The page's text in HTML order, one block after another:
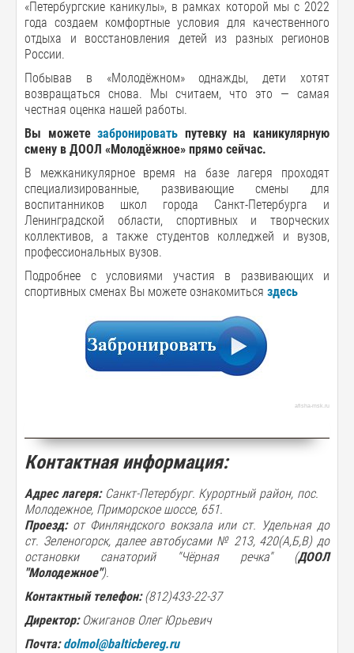
«Петербургские каникулы», в рамках которой мы с 2022
года создаем комфортные условия для качественного
отдыха и восстановления детей из разных регионов
России.
Побывав в «Молодёжном» однажды, дети хотят
возвращаться снова. Мы считаем, что это — самая
честная оценка нашей работы.
Вы можетезабронировать путевку на каникулярную
смену в ДООЛ «Молодёжное» прямо сейчас.
В межканикулярное время на базе лагеря проходят
специализированные, развивающие смены для
воспитанников школ города Санкт-Петербурга и
Ленинградской области, спортивных и творческих
коллективов, а также студентов колледжей и вузов,
профессиональных вузов.
Подробнее с условиями участия в развивающих и
спортивных сменах Вы можете ознакомиться здесь
afisha-msk.ru
Контактная информация:
Адрес лагеря:Санкт-Петербург. Курортный район, пос.
Молодежное, Приморское шоссе, 651.
Проезд:от Финляндского вокзала или ст. Удельная до
ст. Зеленогорск, далее автобусами № 213, 420(А,Б,В) до
остановки санаторий "Чёрная речка" (ДООЛ
"Молодежное").
Контактный телефон:(812)433-22-37
Директор: Ожиганов Олег Юрьевич
Почта:dolmol@balticbereg.ru